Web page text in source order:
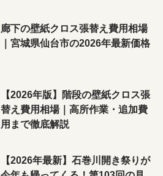
廊下の壁紙クロス張替え費用相場
｜宮城県仙台市の2026年最新価格
【2026年版】階段の壁紙クロス張
替え費用相場｜高所作業・追加費
用まで徹底解説
【2026年最新】石巻川開き祭りが